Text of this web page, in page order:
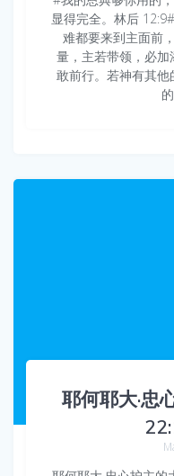
显得完全。林后
难都要来到主面前
量，主若带领，必
敢前行。若神有其
耶何耶大·忠